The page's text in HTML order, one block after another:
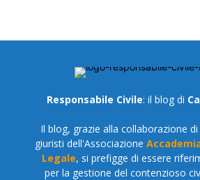
Responsabile Civile: il blog di
Il blog, grazie alla collaborazione
giuristi dell'Associazione
Legale, si prefigge di essere
per la gestione del contenzioso